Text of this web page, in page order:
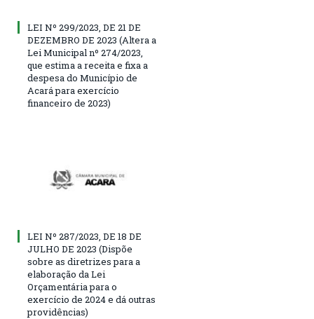
LEI Nº 299/2023, DE 21 DE
DEZEMBRO DE 2023 (Altera a
Lei Municipal nº 274/2023,
que estima a receita e fixa a
despesa do Município de
Acará para exercício
financeiro de 2023)
LEI Nº 287/2023, DE 18 DE
JULHO DE 2023 (Dispõe
sobre as diretrizes para a
elaboração da Lei
Orçamentária para o
exercício de 2024 e dá outras
providências)